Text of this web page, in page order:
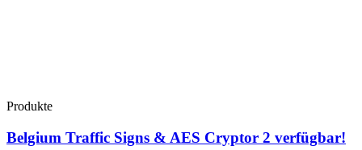
Produkte
Belgium Traffic Signs & AES Cryptor 2 verfügbar!